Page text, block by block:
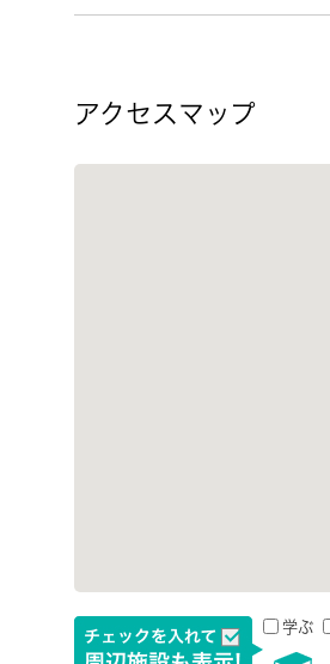
アクセスマップ
学ぶ